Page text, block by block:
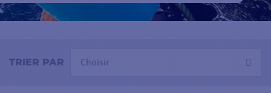
une écope manuelle classique, une écope électrique
pour plus de confort ou une écope avec fonction de
marques références comme Rule ou Xylem. Livraison
TRIER PAR Choisir